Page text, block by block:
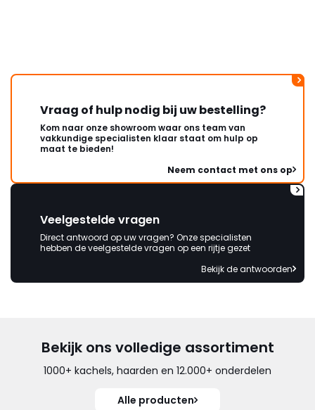
Vraag of hulp nodig bij uw bestelling?
Kom naar onze showroom waar ons team van
vakkundige specialisten klaar staat om hulp op
maat te bieden!
Neem contact met ons op
Veelgestelde vragen
Direct antwoord op uw vragen? Onze specialisten
hebben de veelgestelde vragen op een rijtje gezet
Bekijk de antwoorden
Bekijk ons volledige assortiment
1000+ kachels, haarden en 12.000+ onderdelen
Alle producten